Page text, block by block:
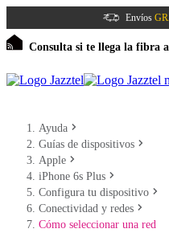
Envíos
Consulta si te llega la fibra a
Ayuda
Guías de dispositivos
Apple
iPhone 6s Plus
Configura tu dispositivo
Conectividad y redes
Cómo seleccionar una red